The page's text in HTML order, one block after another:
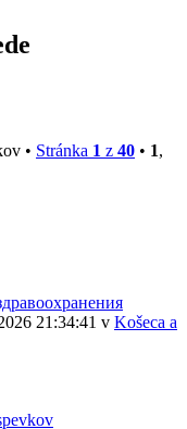
• Stránka 1 z 40 • 1,
21:34:41 v Košeca a